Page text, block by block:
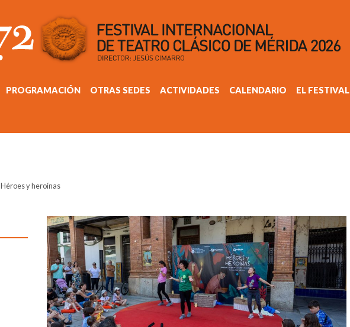
PROGRAMACIÓN OTRAS SEDES ACTIVIDADES CALENDARIO EL FESTIVAL
Héroes y heroínas